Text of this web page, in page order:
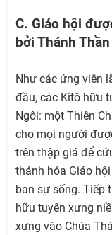
C. Giáo hội
bởi Thánh Thần
Như các ứng viên
đầu, các Kitô hữu
Ngôi: một Thiên
cho mọi người
trên thập giá để
thánh hóa Giáo
ban sự sống. Tiếp
hữu tuyên xưng
xưng vào Chúa